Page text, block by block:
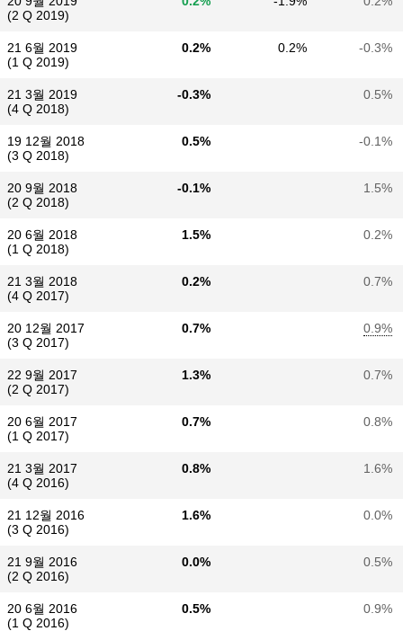
(2 Q 2019)
21 6월 2019
(1 Q 2019)
0.2% 0.2% -0.3%
21 3월 2019
(4 Q 2018)
-0.3% 0.5%
19 12월 2018
(3 Q 2018)
0.5% -0.1%
20 9월 2018
(2 Q 2018)
-0.1% 1.5%
20 6월 2018
(1 Q 2018)
1.5% 0.2%
21 3월 2018
(4 Q 2017)
0.2% 0.7%
20 12월 2017
(3 Q 2017)
0.7% 0.9%
22 9월 2017
(2 Q 2017)
1.3% 0.7%
20 6월 2017
(1 Q 2017)
0.7% 0.8%
21 3월 2017
(4 Q 2016)
0.8% 1.6%
21 12월 2016
(3 Q 2016)
1.6% 0.0%
21 9월 2016
(2 Q 2016)
0.0% 0.5%
20 6월 2016
(1 Q 2016)
0.5% 0.9%